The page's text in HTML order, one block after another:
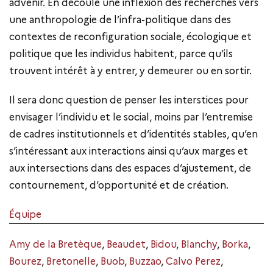
advenir. En découle une inflexion des recherches vers
une anthropologie de l’infra-politique dans des
contextes de reconfiguration sociale, écologique et
politique que les individus habitent, parce qu’ils
trouvent intérêt à y entrer, y demeurer ou en sortir.
Il sera donc question de penser les interstices pour
envisager l’individu et le social, moins par l’entremise
de cadres institutionnels et d’identités stables, qu’en
s’intéressant aux interactions ainsi qu’aux marges et
aux intersections dans des espaces d’ajustement, de
contournement, d’opportunité et de création.
Équipe
Amy de la Bretèque, Beaudet, Bidou, Blanchy, Borka,
Bourez, Bretonelle, Buob, Buzzao, Calvo Perez,